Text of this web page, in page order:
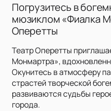
Погрузитесь в
мюзиклом «Фиалка
Оперетты
Театр Оперетты
Монмартра»,
Окунитесь в атмосферу
страстей творческой
развиваются судьбы
города.